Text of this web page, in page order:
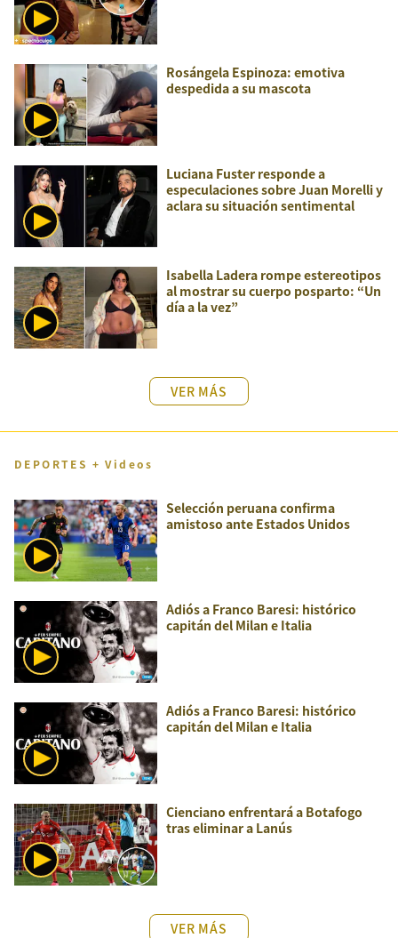
Rosángela Espinoza: emotiva
despedida a su mascota
Luciana Fuster responde a
especulaciones sobre Juan Morelli y
aclara su situación sentimental
Isabella Ladera rompe estereotipos
al mostrar su cuerpo posparto: “Un
día a la vez”
VER MÁS
DEPORTES + Videos
Selección peruana confirma
amistoso ante Estados Unidos
Adiós a Franco Baresi: histórico
capitán del Milan e Italia
Adiós a Franco Baresi: histórico
capitán del Milan e Italia
Cienciano enfrentará a Botafogo
tras eliminar a Lanús
VER MÁS